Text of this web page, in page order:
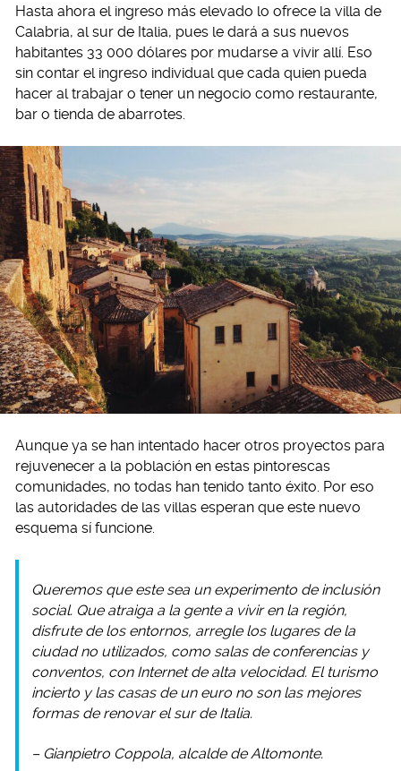
Hasta ahora el ingreso más elevado lo ofrece la villa de
Calabria, al sur de Italia, pues le dará a sus nuevos
habitantes 33 000 dólares por mudarse a vivir allí. Eso
sin contar el ingreso individual que cada quien pueda
hacer al trabajar o tener un negocio como restaurante,
bar o tienda de abarrotes.
Aunque ya se han intentado hacer otros proyectos para
rejuvenecer a la población en estas pintorescas
comunidades, no todas han tenido tanto éxito. Por eso
las autoridades de las villas esperan que este nuevo
esquema sí funcione.
Queremos que este sea un experimento de inclusión
social. Que atraiga a la gente a vivir en la región,
disfrute de los entornos, arregle los lugares de la
ciudad no utilizados, como salas de conferencias y
conventos, con Internet de alta velocidad. El turismo
incierto y las casas de un euro no son las mejores
formas de renovar el sur de Italia.
– Gianpietro Coppola, alcalde de Altomonte.